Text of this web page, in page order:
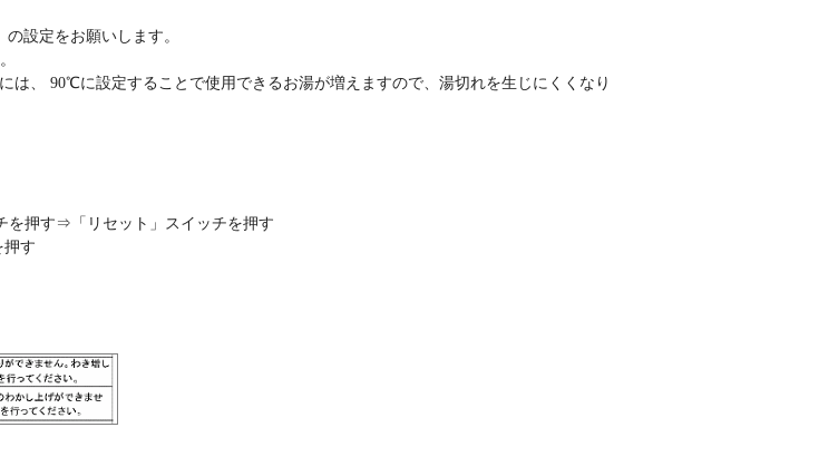
設定をお願いします。
は、 90℃に設定することで使用できるお湯が増えますので、湯切れを生じにくくなり
を押す⇒「リセット」スイッチを押す
押す